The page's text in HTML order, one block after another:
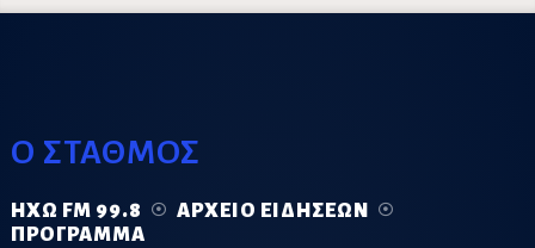
Ο ΣΤΑΘΜΟΣ
ΗΧΏ FM 99.8
ΑΡΧΕΊΟ ΕΙΔΉΣΕΩΝ
ΠΡΌΓΡΑΜΜΑ